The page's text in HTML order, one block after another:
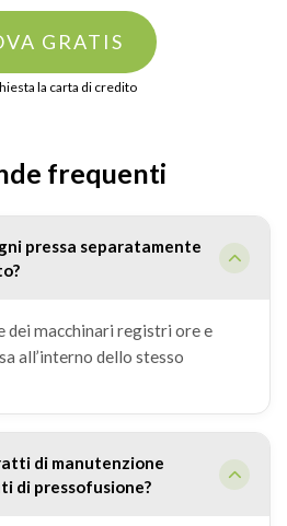
GRATIS
la carta di credito
frequenti
pressa separatamente
dei macchinari registri ore e
all’interno dello stesso
di manutenzione
di pressofusione?